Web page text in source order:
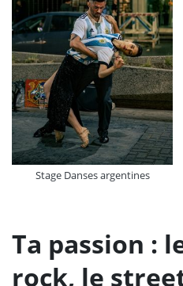
Stage Danses argentines
Ta passion :
rock, le